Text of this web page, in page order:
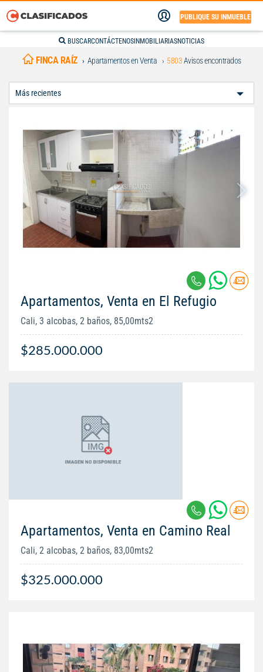
PUBLIQUE SU INMUEBLE
BUSCARCONTÁCTENOS INMOBILIARIASNOTICIAS
FINCA RAÍZ Apartamentos en Venta 5803Avisos encontrados
Apartamentos, Venta en El Refugio
Cali, 3 alcobas, 2 baños, 85,00mts2
$285.000.000
Apartamentos, Venta en Camino Real
Cali, 2 alcobas, 2 baños, 83,00mts2
$325.000.000